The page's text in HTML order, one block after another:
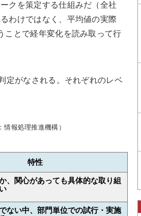
クを策定する仕組みだ（全社
わけではなく、平均値の実際
ことで経年変化を読み取って行
定がなされる。それぞれのレベ
報処理推進機構）
特性
、関心があっても具体的な取り組
ない中、部門単位での試行・実施